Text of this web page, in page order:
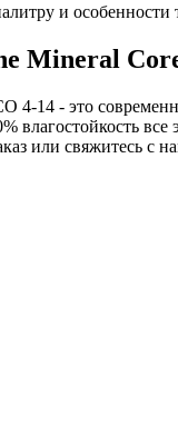
и
Mineral
14 - это
влагостойкость
или свяжитесь